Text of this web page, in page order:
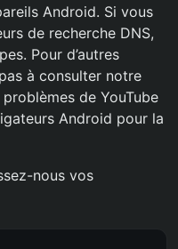
Android. Si vous
de recherche DNS,
Pour d’autres
à consulter notre
de YouTube
Android pour la
nous vos